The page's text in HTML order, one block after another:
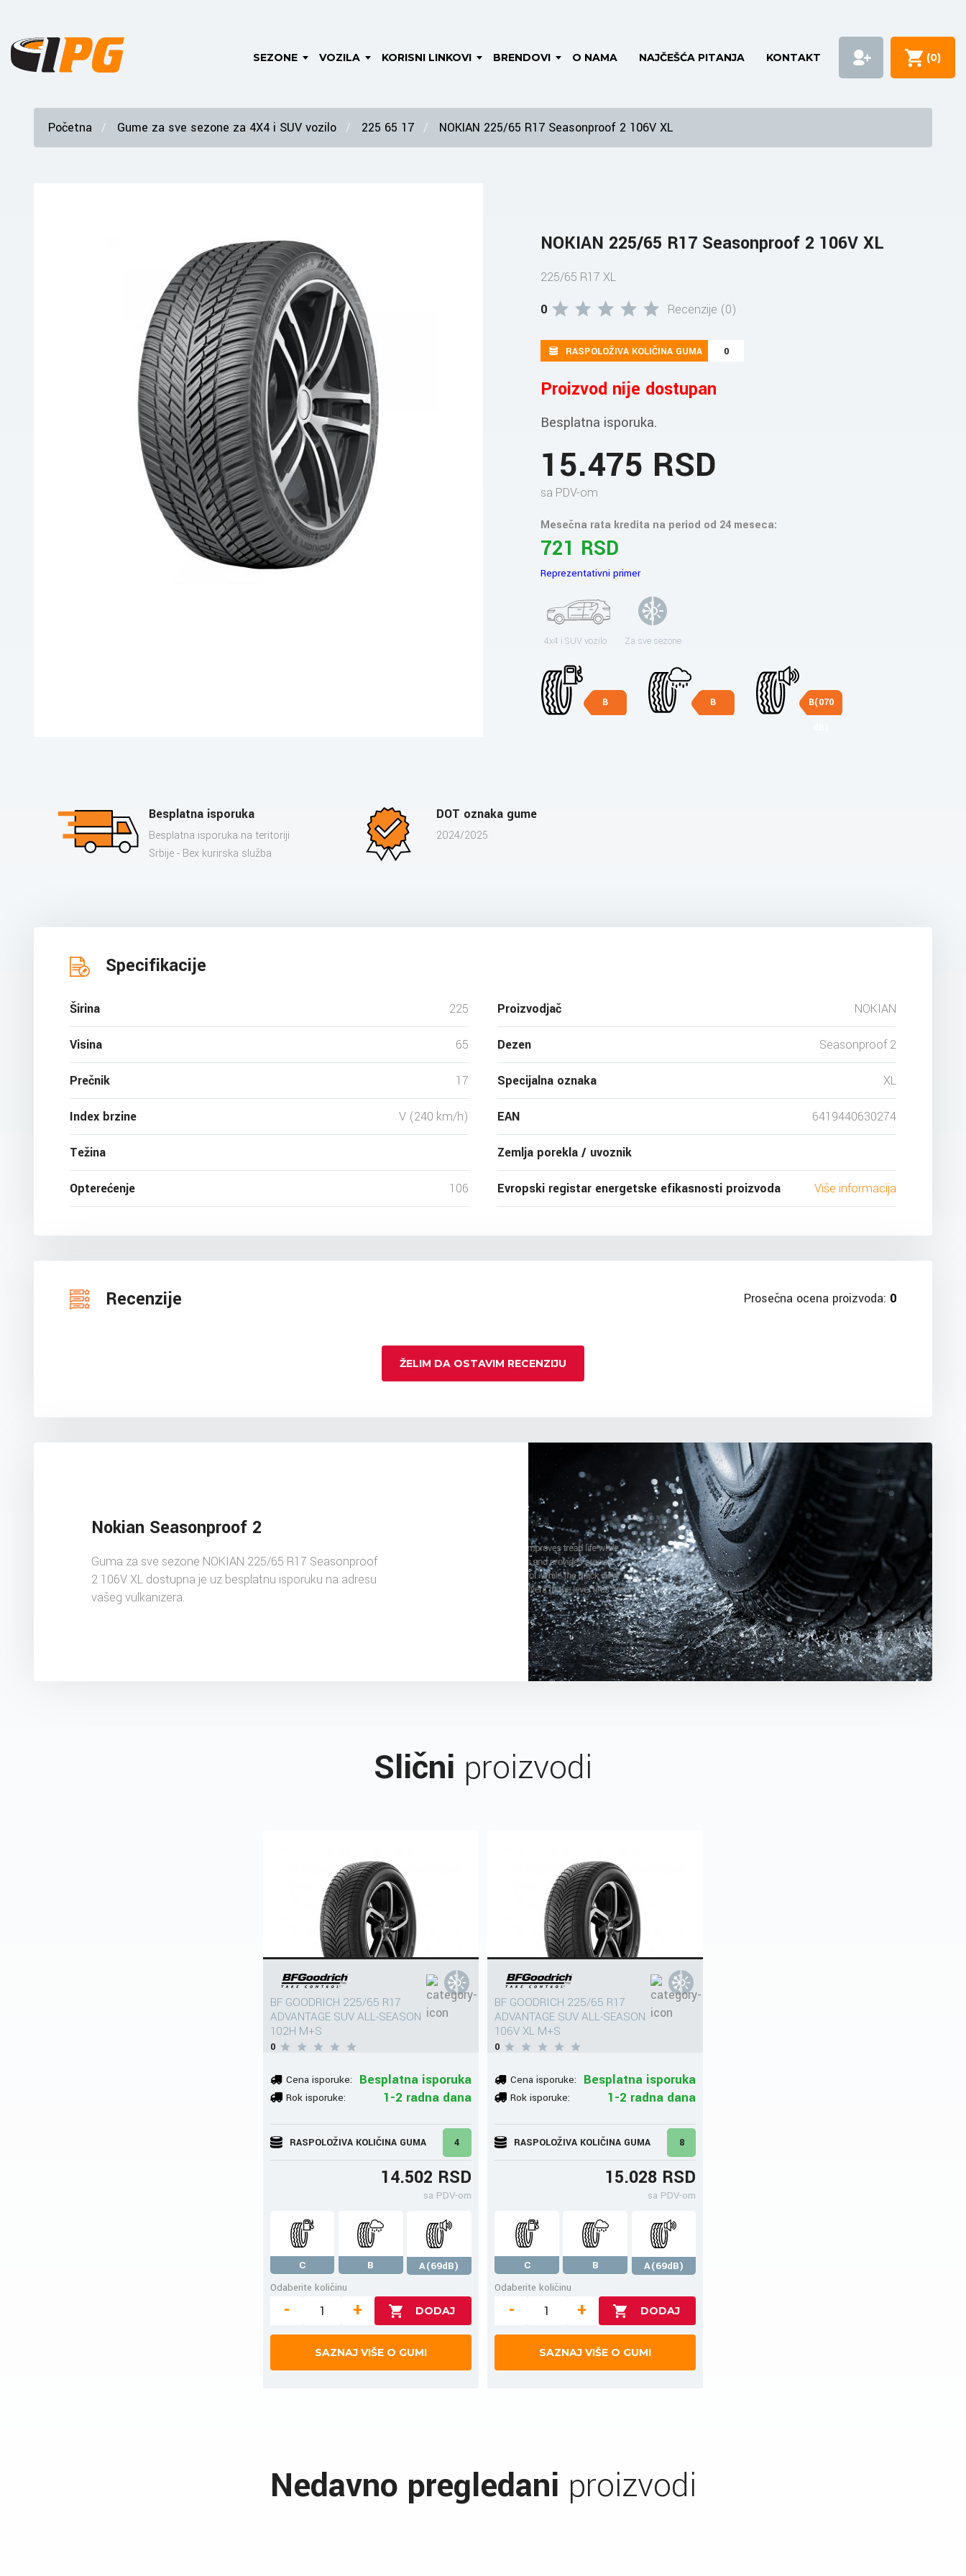
SEZONE VOZILA KORISNI LINKOVI BRENDOVI O NAMA NAJČEŠĆA PITANJA KONTAKT (0)
Početna Gume za sve sezone za 4X4 i SUV vozilo 225 65 17 NOKIAN 225/65 R17 Seasonproof 2 106V XL
NOKIAN 225/65 R17 Seasonproof 2 106V XL
225/65 R17 XL
0
Recenzije (0)
RASPOLOŽIVA KOLIČINA GUMA 0
Proizvod nije dostupan
Besplatna isporuka.
15.475 RSD
sa PDV-om
Mesečna rata kredita na period od 24 meseca:
721 RSD
Reprezentativni primer
4x4 i SUV vozilo Za sve sezone
B B
B(070
Besplatna isporuka
Besplatna isporuka na teritoriji
Srbije - Bex kurirska služba
DOT oznaka gume
2024/2025
Specifikacije
Širina 225
Visina 65
Prečnik 17
Index brzine V (240 km/h)
Težina
Opterećenje 106
Proizvodjač NOKIAN
Dezen Seasonproof 2
Specijalna oznaka XL
EAN 6419440630274
Zemlja porekla / uvoznik
Evropski registar energetske efikasnosti proizvoda Više informacija
Recenzije Prosečna ocena proizvoda: 0
ŽELIM DA OSTAVIM RECENZIJU
Nokian Seasonproof 2
Guma za sve sezone NOKIAN 225/65 R17 Seasonproof
2 106V XL dostupna je uz besplatnu isporuku na adresu
vašeg vulkanizera.
Slični proizvodi
BF GOODRICH 225/65 R17
ADVANTAGE SUV ALL-SEASON
102H M+S
0
Cena isporuke: Besplatna isporuka
Rok isporuke: 1-2 radna dana
RASPOLOŽIVA KOLIČINA GUMA 4
14.502 RSD
sa PDV-om
C B
A(69dB)
Odaberite količinu
- +
SAZNAJ VIŠE O GUMI
BF GOODRICH 225/65 R17
ADVANTAGE SUV ALL-SEASON
106V XL M+S
0
Cena isporuke: Besplatna isporuka
Rok isporuke: 1-2 radna dana
RASPOLOŽIVA KOLIČINA GUMA 8
15.028 RSD
sa PDV-om
C B
A(69dB)
Odaberite količinu
- +
SAZNAJ VIŠE O GUMI
Nedavno pregledani proizvodi